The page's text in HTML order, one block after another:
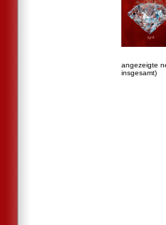
angezeigte
insgesamt)